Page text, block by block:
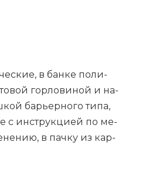
в бан­ке по­ли­
гор­ло­ви­ной и на­
ба­рьер­но­го ти­па,
с ин­струк­ци­ей по ме­
в пач­ку из кар­